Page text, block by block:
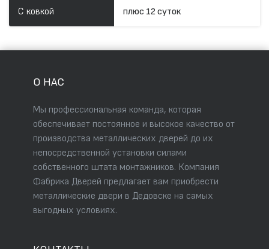
С ковкой плюс 12 суток
О НАС
Мы профессиональная команда, которая
обеспечивает постоянное и высокое качество от
производства металлических дверей до их
непосредственной установки силами
собственного штата монтажников. Компания
Фабрика Дверей предлагает вам приобрести
металлические двери в Дедовске на самых
выгодных условиях.